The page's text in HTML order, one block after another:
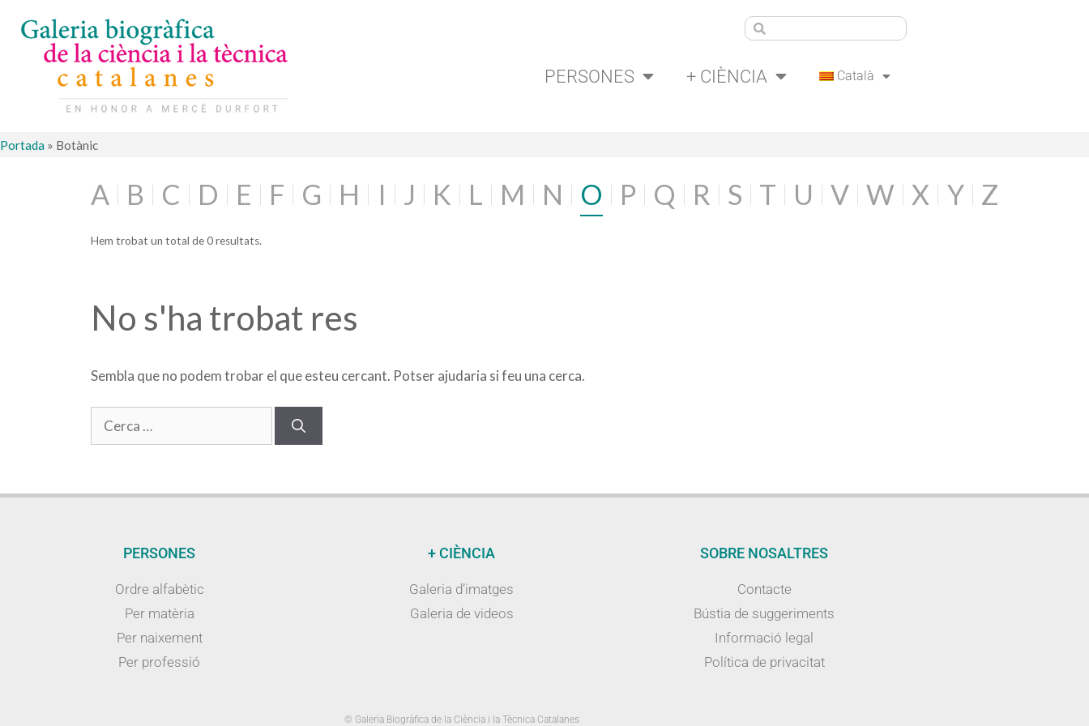
PERSONES + CIÈNCIA Català
Portada » Botànic
A B C D E F G H I J K L M N O P Q R S T U V W X Y Z
Hem trobat un total de 0 resultats.
No s'ha trobat res
Sembla que no podem trobar el que esteu cercant. Potser ajudaria si feu una cerca.
PERSONES
Ordre alfabètic
Per matèria
Per naixement
Per professió
+ CIÈNCIA
Galeria d’imatges
Galeria de videos
SOBRE NOSALTRES
Contacte
Bústia de suggeriments
Informació legal
Política de privacitat
© Galeria Biogràfica de la Ciència i la Tècnica Catalanes